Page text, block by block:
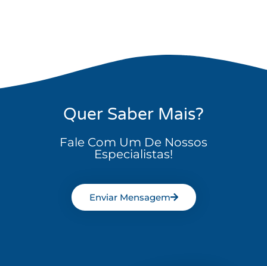
Quer Saber Mais?
Fale Com Um De Nossos
Especialistas!
Enviar Mensagem